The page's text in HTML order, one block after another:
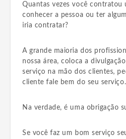
Quantas vezes você contratou
conhecer a pessoa ou ter
iria contratar?
A grande maioria dos
nossa área, coloca a
serviço na mão dos clientes,
cliente fale bem do seu serviço.
Na verdade, é uma obrigação
Se você faz um bom serviço